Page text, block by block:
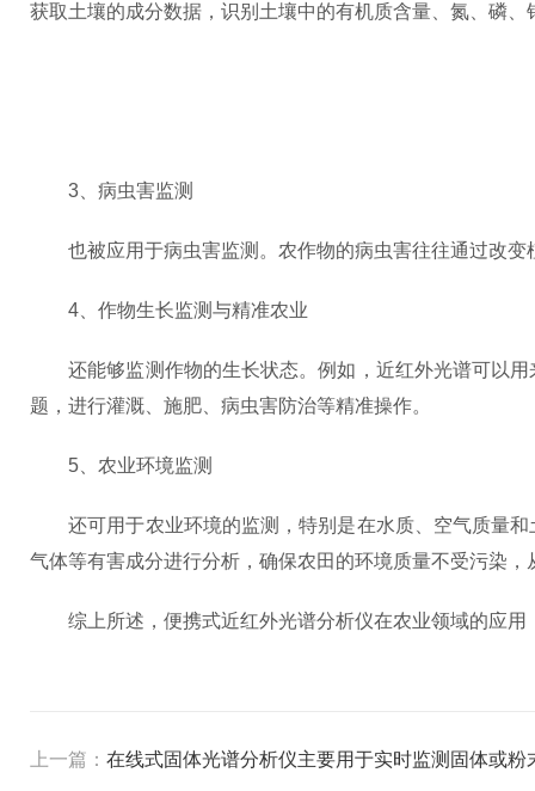
获取土壤的成分数据，识别土壤中的有机质含量、氮、磷
3、病虫害监测
也被应用于病虫害监测。农作物的病虫害往往通过改变
4、作物生长监测与精准农业
还能够监测作物的生长状态。例如，近红外光谱可以用
题，进行灌溉、施肥、病虫害防治等精准操作。
5、农业环境监测
还可用于农业环境的监测，特别是在水质、空气质量和
气体等有害成分进行分析，确保农田的环境质量不受污染
综上所述，便携式近红外光谱分析仪在农业领域的应用
上一篇： 在线式固体光谱分析仪主要用于实时监测固体或粉